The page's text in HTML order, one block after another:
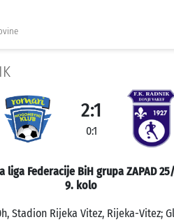
2:1
0:1
liga Federacije BiH grupa ZAPAD
9. kolo
Stadion Rijeka Vitez, Rijeka-Vitez;